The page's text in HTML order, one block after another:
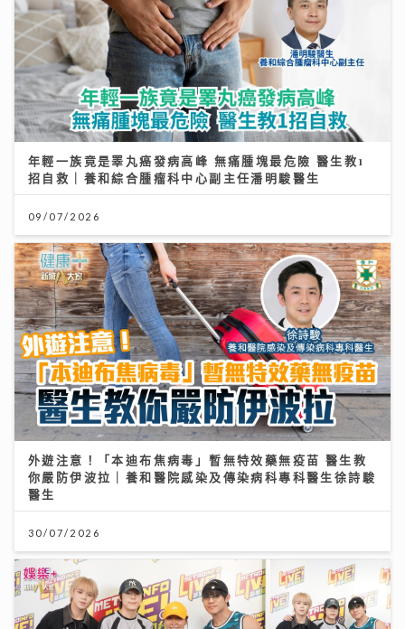
年輕一族竟是睪丸癌發病高峰 無痛腫塊最危險 醫生教1
招自救｜養和綜合腫瘤科中心副主任潘明駿醫生
09/07/2026
外遊注意！「本迪布焦病毒」暫無特效藥無疫苗 醫生教
你嚴防伊波拉｜養和醫院感染及傳染病科專科醫生徐詩駿
醫生
30/07/2026